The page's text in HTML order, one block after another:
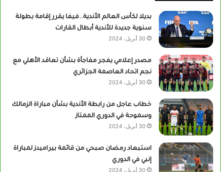
بديلا لكأس العالم الأندية..فيفا يقرر إقامة بطولة
سنوية جديدة للأندية أبطال القارات
30 أبريل، 2024
مصدر إعلامي يفجر مفاجأة بشأن تعاقد الأهلي مع
نجم اتحاد العاصمة الجزائري
30 أبريل، 2024
خطاب عاجل من رابطة الأندية بشأن مباراة الزمالك
وسموحة في الدوري الممتاز
30 أبريل، 2024
استبعاد رمضان صبحي من قائمة بيراميدز لمباراة
إنبي في الدوري
30 أبريل، 2024